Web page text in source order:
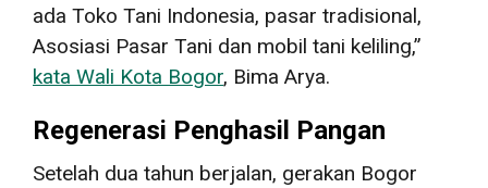
ada Toko Tani Indonesia, pasar tradisional,
Asosiasi Pasar Tani dan mobil tani keliling,”
kata Wali Kota Bogor, Bima Arya.
Regenerasi Penghasil Pangan
Setelah dua tahun berjalan, gerakan Bogor